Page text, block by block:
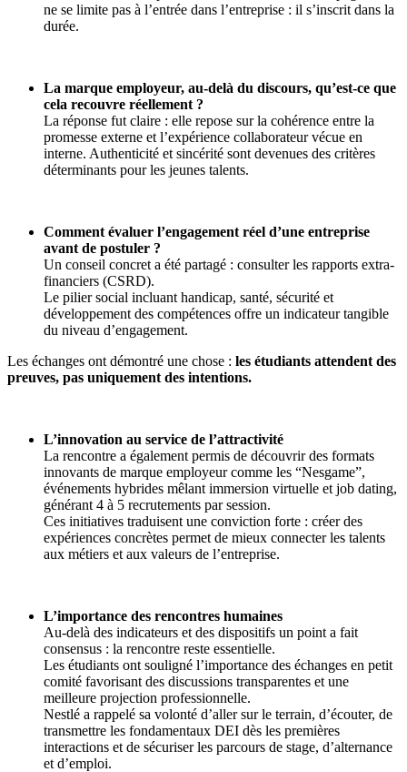
ne se limite pas à l’entrée dans l’entreprise : il s’inscrit dans la
durée.
La marque employeur, au-delà du discours, qu’est-ce que
cela recouvre réellement ?
La réponse fut claire : elle repose sur la cohérence entre la
promesse externe et l’expérience collaborateur vécue en
interne. Authenticité et sincérité sont devenues des critères
déterminants pour les jeunes talents.
Comment évaluer l’engagement réel d’une entreprise
avant de postuler ?
Un conseil concret a été partagé : consulter les rapports extra-
financiers (CSRD).
Le pilier social incluant handicap, santé, sécurité et
développement des compétences offre un indicateur tangible
du niveau d’engagement.
Les échanges ont démontré une chose : les étudiants attendent des
preuves, pas uniquement des intentions.
L’innovation au service de l’attractivité
La rencontre a également permis de découvrir des formats
innovants de marque employeur comme les “Nesgame”,
événements hybrides mêlant immersion virtuelle et job dating,
générant 4 à 5 recrutements par session.
Ces initiatives traduisent une conviction forte : créer des
expériences concrètes permet de mieux connecter les talents
aux métiers et aux valeurs de l’entreprise.
L’importance des rencontres humaines
Au-delà des indicateurs et des dispositifs un point a fait
consensus : la rencontre reste essentielle.
Les étudiants ont souligné l’importance des échanges en petit
comité favorisant des discussions transparentes et une
meilleure projection professionnelle.
Nestlé a rappelé sa volonté d’aller sur le terrain, d’écouter, de
transmettre les fondamentaux DEI dès les premières
interactions et de sécuriser les parcours de stage, d’alternance
et d’emploi.